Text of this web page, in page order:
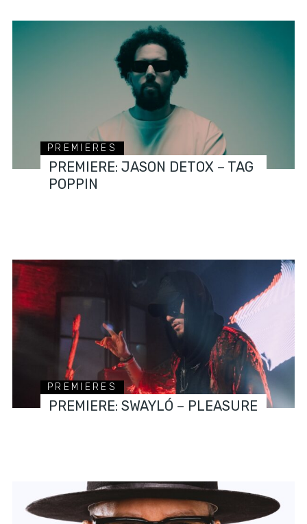
PREMIERES
PREMIERE: JASON DETOX – TAG
POPPIN
PREMIERES
PREMIERE: SWAYLÓ – PLEASURE